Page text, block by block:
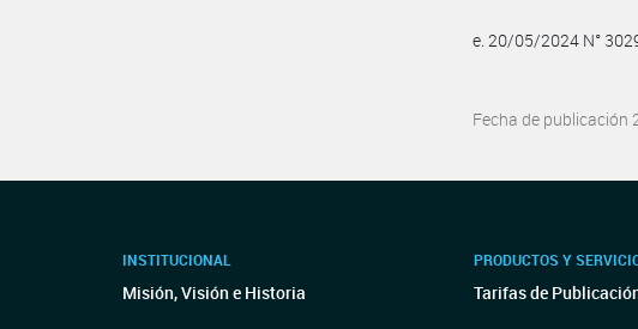
e. 20/05/2024 N°
Fecha de
INSTITUCIONAL
Misión, Visión e Historia
PRODUCTOS Y
Tarifas de